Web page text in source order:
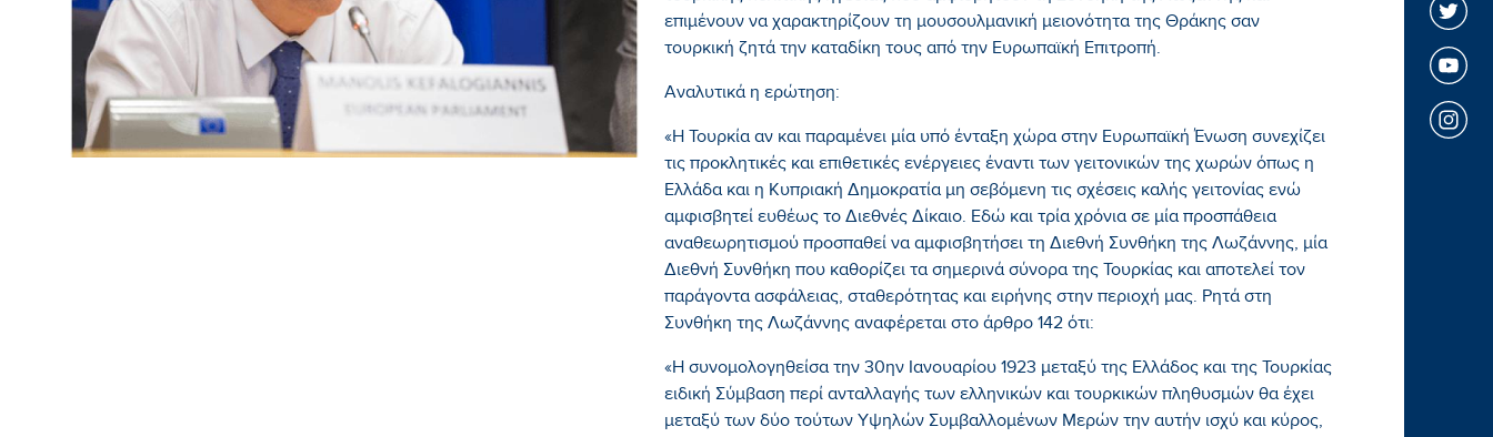
επιμένουν να χαρακτηρίζουν τη μουσουλμανική μειονότητα της Θράκης σαν
τουρκική ζητά την καταδίκη τους από την Ευρωπαϊκή Επιτροπή.
Αναλυτικά η ερώτηση:
«Η Τουρκία αν και παραμένει μία υπό ένταξη χώρα στην Ευρωπαϊκή Ένωση συνεχίζει
τις προκλητικές και επιθετικές ενέργειες έναντι των γειτονικών της χωρών όπως η
Ελλάδα και η Κυπριακή Δημοκρατία μη σεβόμενη τις σχέσεις καλής γειτονίας ενώ
αμφισβητεί ευθέως το Διεθνές Δίκαιο. Εδώ και τρία χρόνια σε μία προσπάθεια
αναθεωρητισμού προσπαθεί να αμφισβητήσει τη Διεθνή Συνθήκη της Λωζάννης, μία
Διεθνή Συνθήκη που καθορίζει τα σημερινά σύνορα της Τουρκίας και αποτελεί τον
παράγοντα ασφάλειας, σταθερότητας και ειρήνης στην περιοχή μας. Ρητά στη
Συνθήκη της Λωζάννης αναφέρεται στο άρθρο 142 ότι:
«Η συνομολογηθείσα την 30ην Ιανουαρίου 1923 μεταξύ της Ελλάδος και της Τουρκίας
ειδική Σύμβαση περί ανταλλαγής των ελληνικών και τουρκικών πληθυσμών θα έχει
μεταξύ των δύο τούτων Υψηλών Συμβαλλομένων Μερών την αυτήν ισχύ και κύρος,